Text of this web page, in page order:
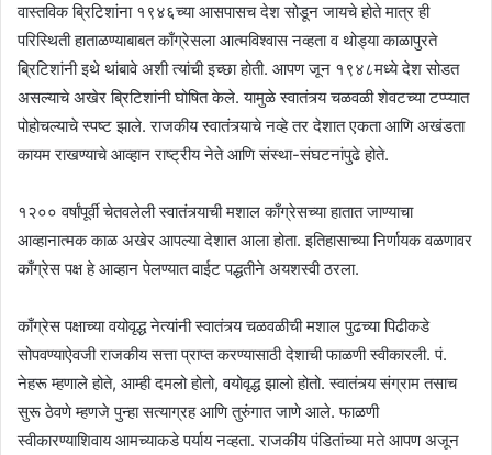
वास्तविक ब्रिटिशांना १९४६च्या आसपासच देश सोडून जायचे होते मात्र ही
परिस्थिती हाताळण्याबाबत काँग्रेसला आत्मविश्वास नव्हता व थोड्या काळापुरते
ब्रिटिशांनी इथे थांबावे अशी त्यांची इच्छा होती. आपण जून १९४८मध्ये देश सोडत
असल्याचे अखेर ब्रिटिशांनी घोषित केले. यामुळे स्वातंत्र्य चळवळी शेवटच्या टप्प्यात
पोहोचल्याचे स्पष्ट झाले. राजकीय स्वातंत्र्याचे नव्हे तर देशात एकता आणि अखंडता
कायम राखण्याचे आव्हान राष्ट्रीय नेते आणि संस्था-संघटनांपुढे होते.
१२०० वर्षांपूर्वी चेतवलेली स्वातंत्र्याची मशाल काँग्रेसच्या हातात जाण्याचा
आव्हानात्मक काळ अखेर आपल्या देशात आला होता. इतिहासाच्या निर्णायक वळणावर
काँग्रेस पक्ष हे आव्हान पेलण्यात वाईट पद्धतीने अयशस्वी ठरला.
काँग्रेस पक्षाच्या वयोवृद्ध नेत्यांनी स्वातंत्र्य चळवळीची मशाल पुढच्या पिढीकडे
सोपवण्याऐवजी राजकीय सत्ता प्राप्त करण्यासाठी देशाची फाळणी स्वीकारली. पं.
नेहरू म्हणाले होते, आम्ही दमलो होतो, वयोवृद्ध झालो होतो. स्वातंत्र्य संग्राम तसाच
सुरू ठेवणे म्हणजे पुन्हा सत्याग्रह आणि तुरुंगात जाणे आले. फाळणी
स्वीकारण्याशिवाय आमच्याकडे पर्याय नव्हता. राजकीय पंडितांच्या मते आपण अजून